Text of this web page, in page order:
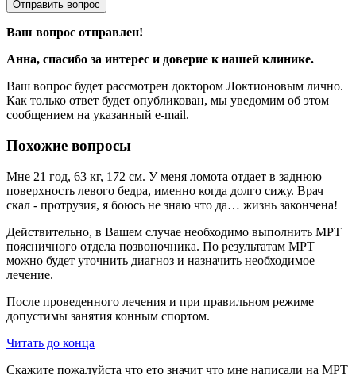
Отправить вопрос
Ваш вопрос отправлен!
Анна, спасибо за интерес и доверие к нашей клинике.
Ваш вопрос будет рассмотрен доктором Локтионовым лично.
Как только ответ будет опубликован, мы уведомим об этом
сообщением на указанный e-mail.
Похожие вопросы
Мне 21 год, 63 кг, 172 см. У меня ломота отдает в заднюю
поверхность левого бедра, именно когда долго сижу. Врач
скал - протрузия, я боюсь не знаю что да… жизнь закончена!
Действительно, в Вашем случае необходимо выполнить МРТ
поясничного отдела позвоночника. По результатам МРТ
можно будет уточнить диагноз и назначить необходимое
лечение.
После проведенного лечения и при правильном режиме
допустимы занятия конным спортом.
Читать до конца
Скажите пожалуйста что ето значит что мне написали на МРТ